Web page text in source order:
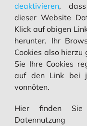
deaktivieren, dass
dieser Website
Klick auf obigen
herunter. Ihr
Cookies also
Sie Ihre Cookies
auf den Link bei
vonnöten.
Hier finden Sie